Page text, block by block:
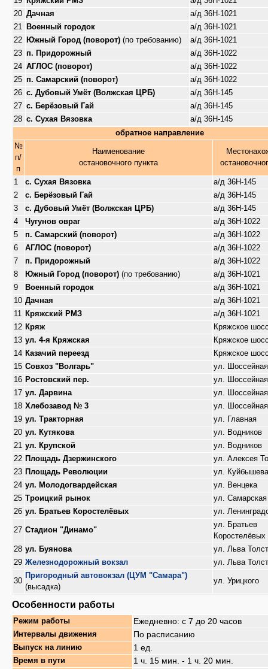
20 Дачная
а/д 36Н-1021
21
Военный городок
а/д 36Н-1021
22
Южный Город (поворот) (по требованию)
а/д 36Н-1021
23 п. Придорожный
а/д 36Н-1022
24 АГЛОС (поворот)
а/д 36Н-1022
25 п. Самарский (поворот)
а/д 36Н-1022
26 с. Дубовый Умёт (Волжская ЦРБ)
а/д 36Н-145
27 с. Берёзовый Гай
а/д 36Н-145
28 с. Сухая Вязовка
а/д 36Н-145
обратное направление
№
п/
п
Наименование
остановочного пункта
1 с. Сухая Вязовка
а/д 36Н-145
2
с. Берёзовый Гай
а/д 36Н-145
3
с. Дубовый Умёт (Волжская ЦРБ)
а/д 36Н-145
4
Чугунов овраг
а/д 36Н-1022
5
п. Самарский (поворот)
а/д 36Н-1022
6
АГЛОС (поворот)
а/д 36Н-1022
7
п. Придорожный
а/д 36Н-1022
8
Южный Город (поворот) (по требованию)
а/д 36Н-1021
9
Военный городок
а/д 36Н-1021
10 Дачная
а/д 36Н-1021
11
Кряжский РМЗ
а/д 36Н-1021
12 Кряж
Кряжское
13 ул. 4-я Кряжская
Кряжское
14 Казачий переезд
Кряжское
15 Совхоз "Волгарь"
ул. Шоссейная
16 Ростовский пер.
ул. Шоссейная
17 ул. Дарвина
ул. Шоссейная
18 Хлебозавод № 3
ул. Шоссейная
19 ул. Тракторная
ул. Главная
20 ул. Кутякова
ул. Водников
21 ул. Крупской
ул. Водников
22 Площадь Дзержинского
ул. Алексея
23 Площадь Революции
ул. Куйбышева
24 ул. Молодогвардейская
ул. Венцека
25 Троицкий рынок
ул. Самарская
26 ул. Братьев Коростелёвых ул.
27 Стадион "Динамо"
ул. Братьев
Коростелёвых
28 ул. Буянова
ул. Льва
29 Железнодорожный вокзал ул. Льва
30
Пригородный автовокзал (ЦУМ "Самара")
(высадка)
ул. Урицкого
Особенности работы
Режим работы Ежедневно: с 7 до 20 часов
Интервалы движения По расписанию
Выпуск на линию 1 ед.
Время в пути
1 ч. 15 мин. - 1 ч. 20 мин.